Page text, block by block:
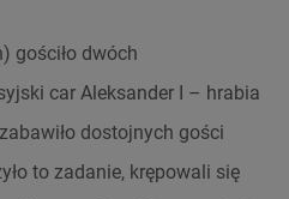
gościło dwóch
car Aleksander I – hrabia
dostojnych gości
to zadanie, krępowali się